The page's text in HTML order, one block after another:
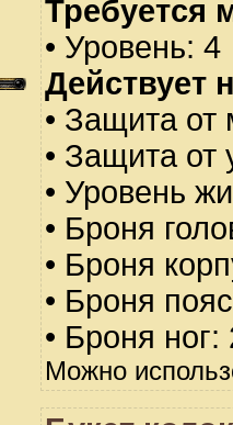
Требуется
• Уровень: 4
Действует
• Защита от
• Защита от
• Уровень
• Броня
• Броня
• Броня
• Броня ног:
Можно